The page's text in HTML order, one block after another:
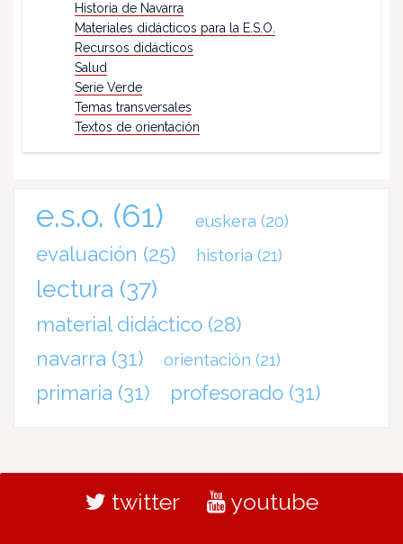
Historia de Navarra
Materiales didácticos para la E.S.O.
Recursos didácticos
Salud
Serie Verde
Temas transversales
Textos de orientación
e.s.o. (61) euskera (20)
evaluación (25) historia (21)
lectura (37)
material didáctico (28)
navarra (31) orientación (21)
primaria (31) profesorado (31)
twitter youtube